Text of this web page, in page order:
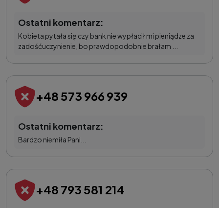
Ostatni komentarz:
Kobieta pytała się czy bank nie wypłacił mi pieniądze za
zadośćuczynienie, bo prawdopodobnie brałam ...
+48 573 966 939
Ostatni komentarz:
Bardzo niemiła Pani...
+48 793 581 214